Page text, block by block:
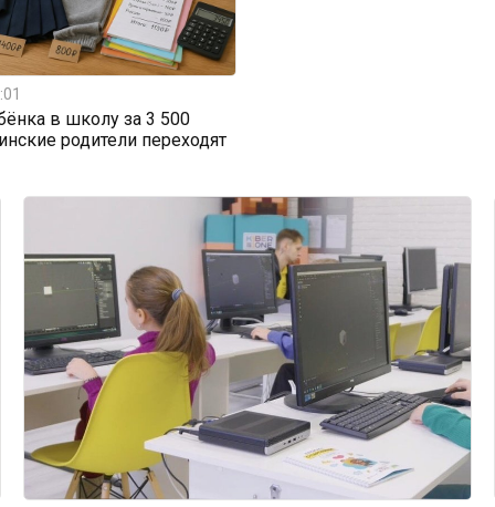
в школу за 3 500
родители переходят